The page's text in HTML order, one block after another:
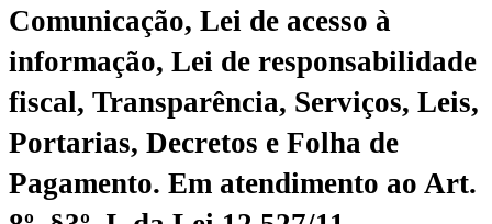
Comunicação, Lei de acesso à
informação, Lei de responsabilidade
fiscal, Transparência, Serviços, Leis,
Portarias, Decretos e Folha de
Pagamento. Em atendimento ao Art.